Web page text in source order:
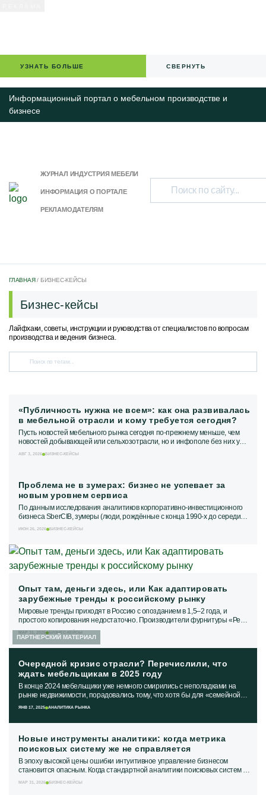
УЗНАТЬ БОЛЬШЕ СВЕРНУТЬ
Информационный портал о мебельном производстве и
бизнесе
ЖУРНАЛ ИНДУСТРИЯ МЕБЕЛИ
ИНФОРМАЦИЯ О ПОРТАЛЕ
РЕКЛАМОДАТЕЛЯМ
ГЛАВНАЯ/ БИЗНЕС-КЕЙСЫ
Бизнес-кейсы
Лайфхаки, советы, инструкции и руководства от специалистов по вопросам
производства и ведения бизнеса.
«Публичность нужна не всем»: как она развивалась
в мебельной отрасли и кому требуется сегодня?
Пусть новостей мебельного рынка сегодня по-прежнему меньше, чем
новостей добывающей или сельхозотрасли, но и инфополе без них уже
не обходится. Мебельная...
АВГ 3, 2026 БИЗНЕС-КЕЙСЫ
Проблема не в зумерах: бизнес не успевает за
новым уровнем сервиса
По данным исследования аналитиков корпоративно-инвестиционного
бизнеса SberCIB, зумеры (люди, рождённые с конца 1990-х до середины
2010-х годов) уже сегодня...
ИЮН 26, 2026 БИЗНЕС-КЕЙСЫ
Опыт там, деньги здесь, или Как адаптировать
зарубежные тренды к российскому рынку
Мировые тренды приходят в Россию с опозданием в 1,5–2 года, и
простого копирования недостаточно. Производители фурнитуры «Рейс
Рус» и «БОЯРД» рассказывают, как...
МАР 31, 2026 БИЗНЕС-КЕЙСЫ
ПАРТНЕРСКИЙ МАТЕРИАЛ
Очередной кризис отрасли? Перечислили, что
ждать мебельщикам в 2025 году
В конце 2024 мебельщики уже немного смирились с неполадками на
рынке недвижимости, порадовались тому, что хотя бы для «семейной
ипотеки» увеличили...
ЯНВ 17, 2025 АНАЛИТИКА РЫНКА
Новые инструменты аналитики: когда метрика
поисковых систему же не справляется
В эпоху высокой цены ошибки интуитивное управление бизнесом
становится опасным. Когда стандартной аналитики поисковых систем и
CRM недостаточно, на помощь...
МАР 31, 2026 БИЗНЕС-КЕЙСЫ